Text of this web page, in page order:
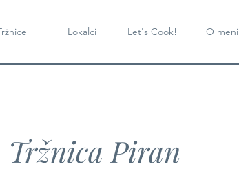
Lokalci Let's Cook! O meni
Tržnica Piran